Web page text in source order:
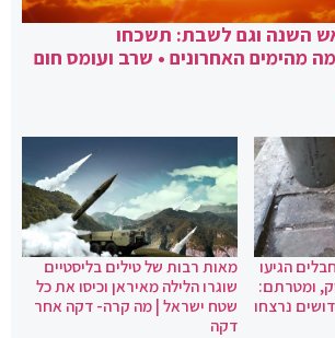
השנה וגם לשבת: תשכחו
מהימים האחרונים • שרב ועומס חום
הגיעו
ומטרתם:
נרצחו
מאות רבות של טילים בליסטיים
שוגרו הלילה מאיראן וכיסו את כל
שטח ישראל | מה קרה- דקה אחר
דקה